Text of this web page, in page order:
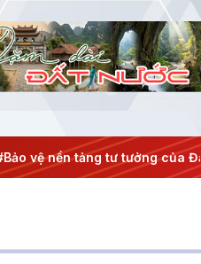
vệ nền tảng tư tưởng của Đảng